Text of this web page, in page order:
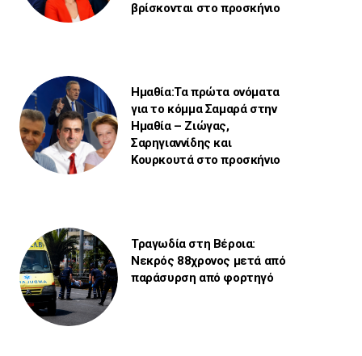
βρίσκονται στο προσκήνιο
Ημαθία:Τα πρώτα ονόματα
για το κόμμα Σαμαρά στην
Ημαθία – Ζιώγας,
Σαρηγιαννίδης και
Κουρκουτά στο προσκήνιο
Τραγωδία στη Βέροια:
Νεκρός 88χρονος μετά από
παράσυρση από φορτηγό